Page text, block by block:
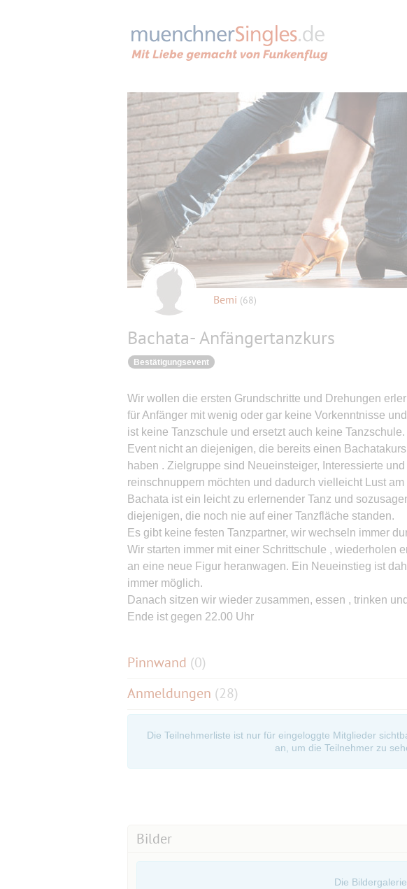
Bemi (68)
Bachata- Anfängertanzkurs
Bestätigungsevent
Wir wollen die ersten Grundschritte und Drehungen
für Anfänger mit wenig oder gar keine Vorkenntnisse
ist keine Tanzschule und ersetzt auch keine
Event nicht an diejenigen, die bereits einen
haben . Zielgruppe sind Neueinsteiger, Interessierte
reinschnuppern möchten und dadurch vielleicht Lust
Bachata ist ein leicht zu erlernender Tanz und
diejenigen, die noch nie auf einer Tanzfläche standen.
Es gibt keine festen Tanzpartner, wir wechseln immer
Wir starten immer mit einer Schrittschule , wiederholen
an eine neue Figur heranwagen. Ein Neueinstieg ist
immer möglich.
Danach sitzen wir wieder zusammen, essen , trinken
Ende ist gegen 22.00 Uhr
Pinnwand (0)
Anmeldungen (28)
Die Teilnehmerliste ist nur für eingeloggte Mitglieder
an, um die Teilnehmer zu
Bilder
Die